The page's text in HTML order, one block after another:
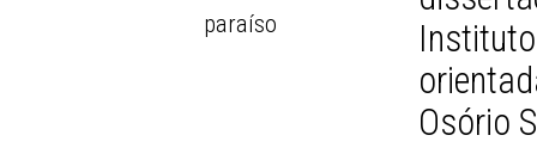
paraíso
Osório